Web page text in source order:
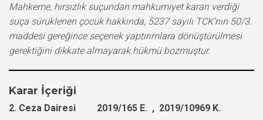
Mahkeme, hırsızlık suçundan mahkumiyet kararı verdiği
suça sürüklenen çocuk hakkında, 5237 sayılı TCK’nın 50/3.
maddesi gereğince seçenek yaptırımlara dönüştürülmesi
gerektiğini dikkate almayarak hükmü bozmuştur.
Karar İçeriği
2. Ceza Dairesi 2019/165 E. , 2019/10969 K.